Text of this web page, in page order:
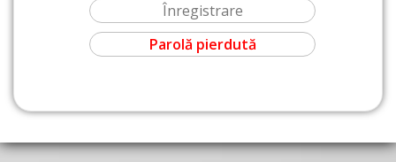
Înregistrare
Parolă pierdută